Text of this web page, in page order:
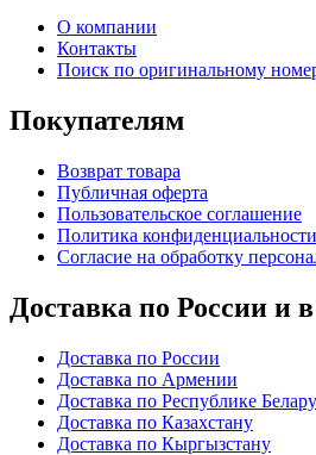
О компании
Контакты
Поиск по оригинальному
Покупателям
Возврат товара
Публичная оферта
Пользовательское соглашение
Политика конфиденциальности
Согласие на обработку
Доставка по России и
Доставка по России
Доставка по Армении
Доставка по Республике
Доставка по Казахстану
Доставка по Кыргызстану